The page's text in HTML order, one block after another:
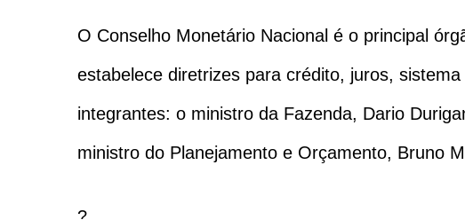
O Conselho Monetário Nacional é o principal
estabelece diretrizes para crédito, juros,
integrantes: o ministro da Fazenda, Dario
ministro do Planejamento e Orçamento, Bruno